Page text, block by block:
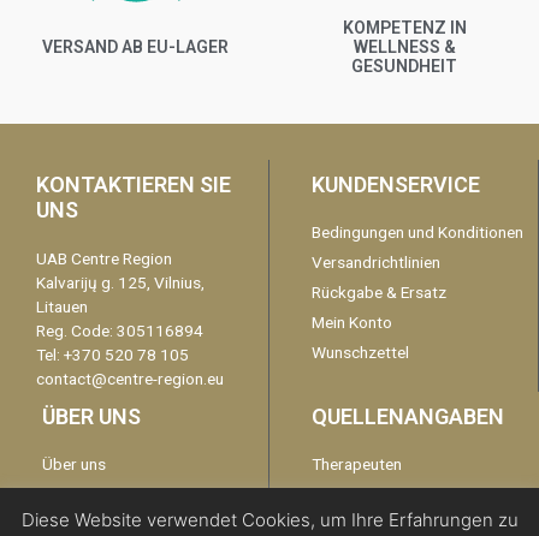
VERSAND AB EU-LAGER
KOMPETENZ IN
WELLNESS &
GESUNDHEIT
KONTAKTIEREN SIE
UNS
UAB Centre Region
Kalvarijų g. 125, Vilnius,
Litauen
Reg. Code: 305116894
Tel: +370 520 78 105
contact@centre-region.eu
KUNDENSERVICE
Bedingungen und Konditionen
Versandrichtlinien
Rückgabe & Ersatz
Mein Konto
Wunschzettel
ÜBER UNS
Über uns
Garantie
Disclaimer
QUELLENANGABEN
Therapeuten
kontaktieren Sie uns
Diese Website verwendet Cookies, um Ihre Erfahrungen zu